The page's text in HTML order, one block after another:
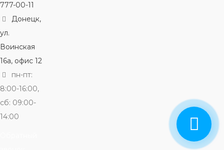
777-00-11
Донецк,
ул.
Воинская
16а, офис 12
пн-пт:
8:00-16:00,
сб: 09:00-
14:00